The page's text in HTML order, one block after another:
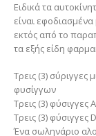
Ειδικά τα
είναι
εκτός από το
τα εξής είδη
Τρεις (3)
φυσίγγων
Τρεις (3)
Τρεις (3)
Ένα σωληνάριο